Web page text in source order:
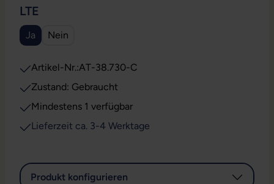
LTE
Ja Nein
Artikel-Nr.:AT-38.730-C
Zustand: Gebraucht
Mindestens 1 verfügbar
Lieferzeit ca. 3-4 Werktage
Produkt konfigurieren